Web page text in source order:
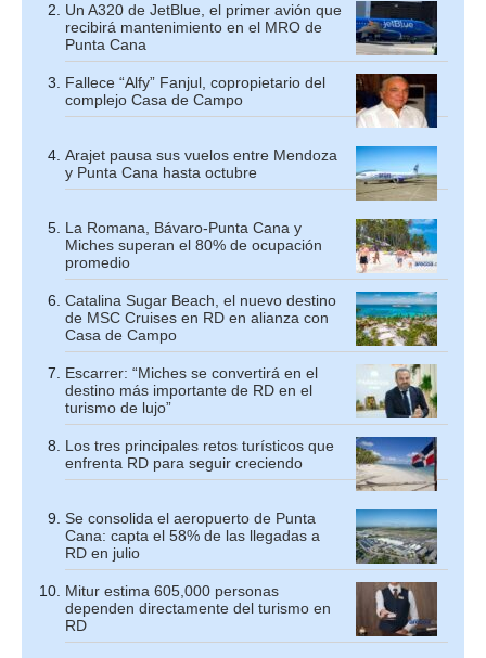
Un A320 de JetBlue, el primer avión que
recibirá mantenimiento en el MRO de
Punta Cana
Fallece “Alfy” Fanjul, copropietario del
complejo Casa de Campo
Arajet pausa sus vuelos entre Mendoza
y Punta Cana hasta octubre
La Romana, Bávaro-Punta Cana y
Miches superan el 80% de ocupación
promedio
Catalina Sugar Beach, el nuevo destino
de MSC Cruises en RD en alianza con
Casa de Campo
Escarrer: “Miches se convertirá en el
destino más importante de RD en el
turismo de lujo”
Los tres principales retos turísticos que
enfrenta RD para seguir creciendo
Se consolida el aeropuerto de Punta
Cana: capta el 58% de las llegadas a
RD en julio
Mitur estima 605,000 personas
dependen directamente del turismo en
RD